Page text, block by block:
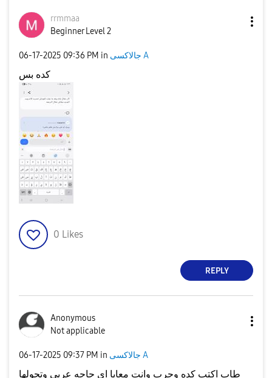
rrmmaa
Beginner Level 2
‎06-17-2025 09:36 PM in جالاكسى A
كده بس
0 Likes
REPLY
Anonymous
Not applicable
‎06-17-2025 09:37 PM in جالاكسى A
طاب اكتب كده وجرب وانت معايا اي حاجه عربي وتحولها